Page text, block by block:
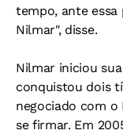
tempo, ante essa
Nilmar", disse.
Nilmar iniciou
conquistou dois
negociado com o
se firmar. Em